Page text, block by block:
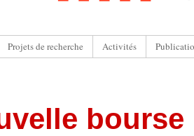
Projets de recherche Activités